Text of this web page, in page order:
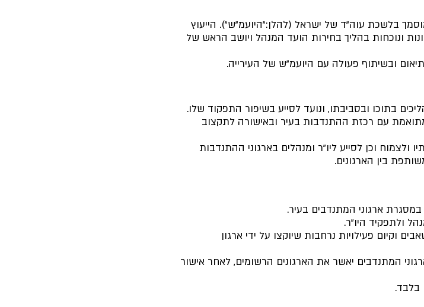
בלשכת עוה"ד של ישראל (להלן:"היועמ"ש"). הייעוץ
ונוכחות בהליך בחירות הועד המנהל ויושב הראש של
ובשיתוף פעולה עם היועמ"ש של העירייה.
בתוכו ובסביבתו, ונועד לסייע בשיפור התפקוד שלו.
עם רכזת ההתנדבות בעיר ובאישורה לתקצוב
ולצמוח וכן לסייע ליו"ר ומנהלים בארגוני ההתנדבות
בין הארגונים.
ארגוני המתנדבים בעיר.
ולתפקיד היו"ר.
וקיום פעילויות נרחבות שיוקצו על ידי ארגון
המתנדבים יאשר את הארגונים הרשומים, לאחר אישור
בלבד.